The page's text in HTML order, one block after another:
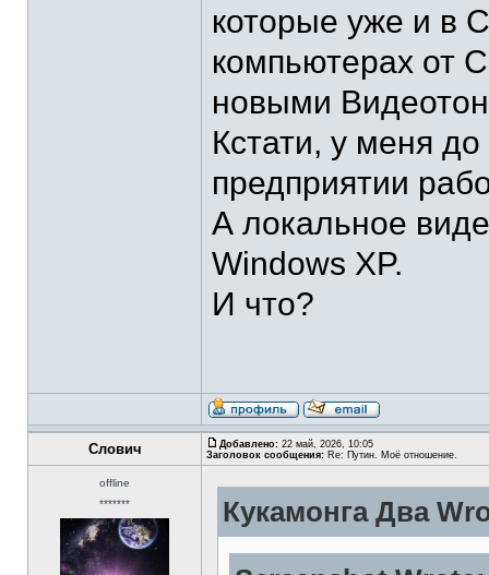
которые уже и в
компьютерах от
новыми
Кстати, у меня
предприятии
А локальное
Windows XP.
И что?
Слович Добавлено: 22 май, 2026, 10:05
Заголовок сообщения: Re: Путин. Моё отношение.
offline
*******
Кукамонга Два